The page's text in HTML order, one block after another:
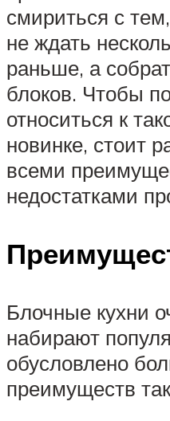
смириться с
не ждать
раньше, а
блоков. Чтобы
относиться к
новинке, стоит
всеми
недостатками
Блочные кухни
набирают
обусловлено
преимуществ